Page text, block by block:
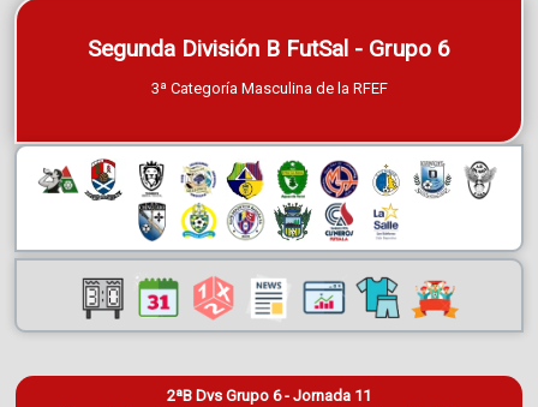
Segunda División B FutSal - Grupo 6
3ª Categoría Masculina de la RFEF
2ªB Dvs Grupo 6 - Jornada 11